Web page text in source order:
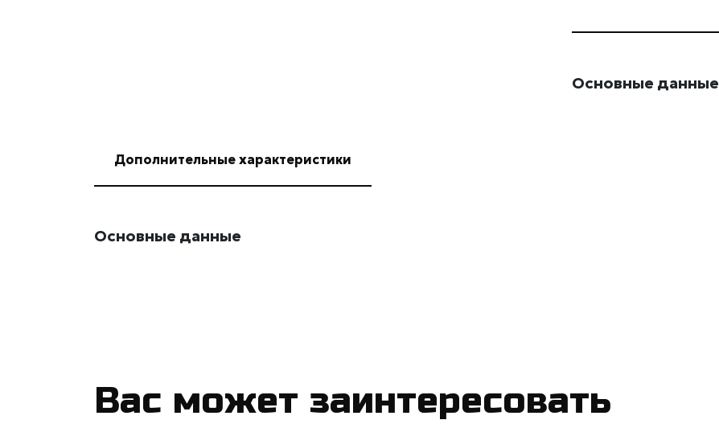
Основные данные
Дополнительные характеристики
Основные данные
Вас может заинтересовать